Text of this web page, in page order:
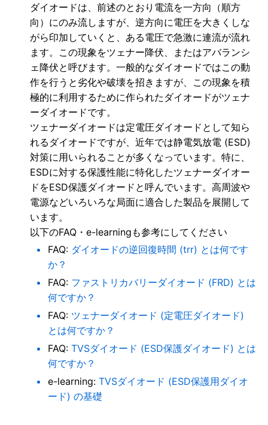
ダイオードは、前述のとおり電流を一方向（順方
向）にのみ流しますが、逆方向に電圧を大きくしな
がら印加していくと、ある電圧で急激に連流が流れ
ます。この現象をツェナー降伏、またはアバランシ
ェ降伏と呼びます。一般的なダイオードではこの動
作を行うと劣化や破壊を招きますが、この現象を積
極的に利用するために作られたダイオードがツェナ
ーダイオードです。
ツェナーダイオードは定電圧ダイオードとして知ら
れるダイオードですが、近年では静電気放電 (ESD)
対策に用いられることが多くなっています。特に、
ESDに対する保護性能に特化したツェナーダイオー
ドをESD保護ダイオードと呼んでいます。高周波や
電源などいろいろな局面に適合した製品を展開して
います。
以下のFAQ・e-learningも参考にしてください
FAQ: ダイオードの逆回復時間 (trr) とは何です
か？
FAQ: ファストリカバリーダイオード (FRD) とは
何ですか？
FAQ: ツェナーダイオード (定電圧ダイオード)
とは何ですか？
FAQ: TVSダイオード (ESD保護ダイオード) とは
何ですか？
e-learning: TVSダイオード (ESD保護用ダイオ
ード) の基礎